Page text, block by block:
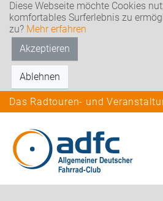
Diese Webseite möchte Cookies
komfortables Surferlebnis zu
zu? Mehr erfahren
Akzeptieren
Ablehnen
Das Radtouren- und